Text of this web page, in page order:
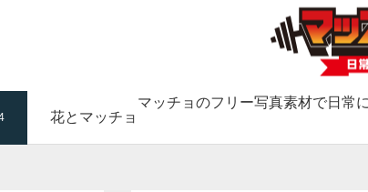
マッチョのフリー写真素材で日常
花とマッチョ